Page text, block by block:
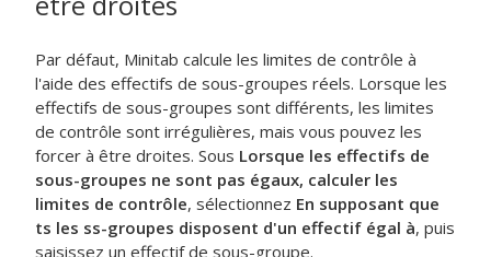
Par défaut, Minitab calcule les limites de contrôle à
l'aide des effectifs de sous-groupes réels. Lorsque les
effectifs de sous-groupes sont différents, les limites
de contrôle sont irrégulières, mais vous pouvez les
forcer à être droites. Sous Lorsque les effectifs de
sous-groupes ne sont pas égaux, calculer les
limites de contrôle, sélectionnez En supposant que
ts les ss-groupes disposent d'un effectif égal à, puis
saisissez un effectif de sous-groupe.